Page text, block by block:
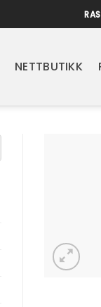
NETTBUTIKK